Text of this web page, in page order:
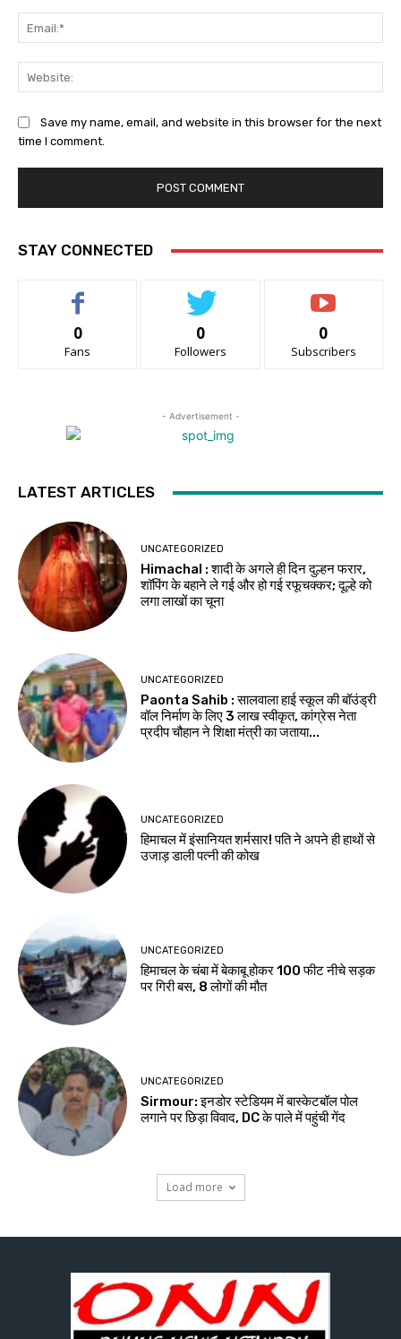
Save my name, email, and website in this browser for the next
time I comment.
STAY CONNECTED
0
Fans
0
Followers
0
Subscribers
- Advertisement -
LATEST ARTICLES
UNCATEGORIZED
Himachal : शादी के अगले ही दिन दुल्हन फरार,
शॉपिंग के बहाने ले गई और हो गई रफूचक्कर; दूल्हे को
लगा लाखों का चूना
UNCATEGORIZED
Paonta Sahib : सालवाला हाई स्कूल की बॉउंड्री
वॉल निर्माण के लिए ₹3 लाख स्वीकृत, कांग्रेस नेता
प्रदीप चौहान ने शिक्षा मंत्री का जताया...
UNCATEGORIZED
हिमाचल में इंसानियत शर्मसार! पति ने अपने ही हाथों से
उजाड़ डाली पत्नी की कोख
UNCATEGORIZED
हिमाचल के चंबा में बेकाबू होकर 100 फीट नीचे सड़क
पर गिरी बस, 8 लोगों की मौत
UNCATEGORIZED
Sirmour: इनडोर स्टेडियम में बास्केटबॉल पोल
लगाने पर छिड़ा विवाद, DC के पाले में पहुंची गेंद
Load more